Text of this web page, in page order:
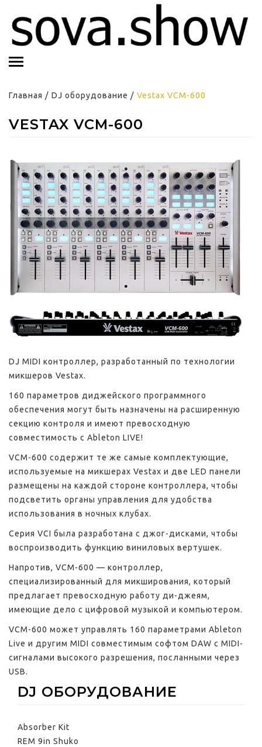
Главная / DJ оборудование / Vestax VCM-600
VESTAX VCM-600
DJ MIDI контроллер, разработанный по технологии
микшеров Vestax.
160 параметров диджейского программного
обеспечения могут быть назначены на расширенную
секцию контроля и имеют превосходную
совместимость с Ableton LIVE!
VCM-600 содержит те же самые комплектующие,
используемые на микшерах Vestax и две LED панели
размещены на каждой стороне контроллера, чтобы
подсветить органы управления для удобства
использования в ночных клубах.
Серия VCI была разработана с джог-дисками, чтобы
воспроизводить функцию виниловых вертушек.
Напротив, VCM-600 — контроллер,
специализированный для микширования, который
предлагает превосходную работу ди-джеям,
имеющие дело с цифровой музыкой и компьютером.
VCM-600 может управлять 160 параметрами Ableton
Live и другим MIDI совместимым софтом DAW с MIDI-
сигналами высокого разрешения, посланными через
USB.
DJ ОБОРУДОВАНИЕ
Absorber Kit
REM 9in Shuko